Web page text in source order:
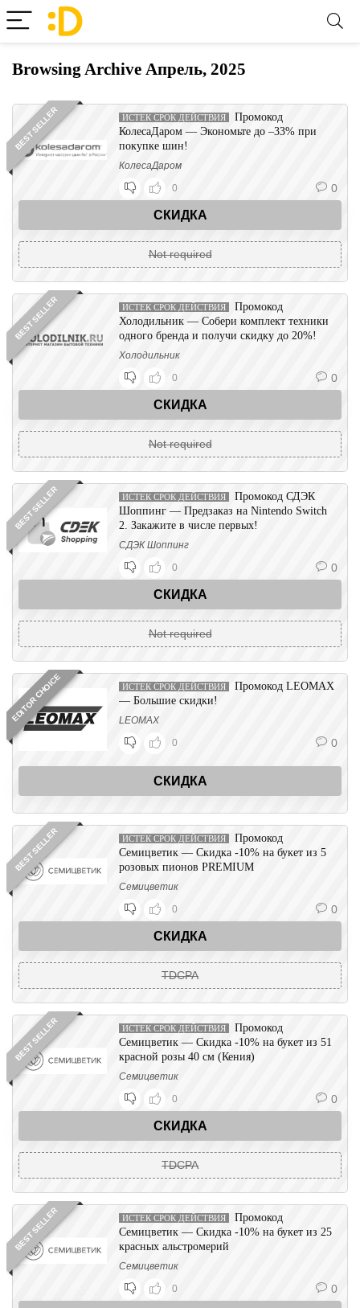
Browsing Archive Апрель, 2025
BEST SELLER ИСТЕК СРОК ДЕЙСТВИЯ
Промокод
КолесаДаром — Экономьте до –33% при
покупке шин!
КолесаДаром
0
0
СКИДКА
Not required
BEST SELLER ИСТЕК СРОК ДЕЙСТВИЯ
Промокод
Холодильник — Собери комплект техники
одного бренда и получи скидку до 20%!
Холодильник
0
0
СКИДКА
Not required
BEST SELLER ИСТЕК СРОК ДЕЙСТВИЯ
Промокод СДЭК
Шоппинг — Предзаказ на Nintendo Switch
2. Закажите в числе первых!
СДЭК Шоппинг
0
0
СКИДКА
Not required
EDITOR CHOICE ИСТЕК СРОК ДЕЙСТВИЯ
Промокод LEOMAX
— Большие скидки!
LEOMAX
0
0
СКИДКА
BEST SELLER ИСТЕК СРОК ДЕЙСТВИЯ
Промокод
Семицветик — Скидка -10% на букет из 5
розовых пионов PREMIUM
Семицветик
0
0
СКИДКА
TDCPA
BEST SELLER ИСТЕК СРОК ДЕЙСТВИЯ
Промокод
Семицветик — Скидка -10% на букет из 51
красной розы 40 см (Кения)
Семицветик
0
0
СКИДКА
TDCPA
BEST SELLER ИСТЕК СРОК ДЕЙСТВИЯ
Промокод
Семицветик — Скидка -10% на букет из 25
красных альстромерий
Семицветик
0
0